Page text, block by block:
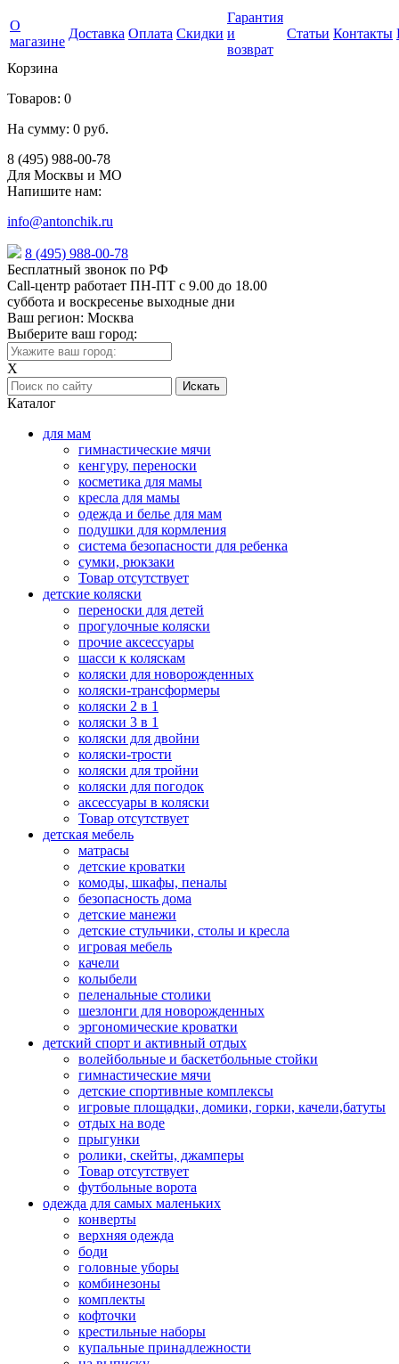
О
магазине
Доставка Оплата Скидки
Гарантия
и
возврат
Статьи Контакты
Корзина
Товаров: 0
На сумму: 0 руб.
8 (495) 988-00-78
Для Москвы и МО
Напишите нам:
info@antonchik.ru
8 (495) 988-00-78
Бесплатный звонок по РФ
Call-центр работает ПН-ПТ с 9.00 до 18.00
суббота и воскресенье выходные дни
Ваш регион: Москва
Выберите ваш город:
X
Каталог
для мам
гимнастические мячи
кенгуру, переноски
косметика для мамы
кресла для мамы
одежда и белье для мам
подушки для кормления
система безопасности для ребенка
сумки, рюкзаки
Товар отсутствует
детские коляски
переноски для детей
прогулочные коляски
прочие аксессуары
шасси к коляскам
коляски для новорожденных
коляски-трансформеры
коляски 2 в 1
коляски 3 в 1
коляски для двойни
коляски-трости
коляски для тройни
коляски для погодок
аксессуары в коляски
Товар отсутствует
детская мебель
матрасы
детские кроватки
комоды, шкафы, пеналы
безопасность дома
детские манежи
детские стульчики, столы и кресла
игровая мебель
качели
колыбели
пеленальные столики
шезлонги для новорожденных
эргономические кроватки
детский спорт и активный отдых
волейбольные и баскетбольные стойки
гимнастические мячи
детские спортивные комплексы
игровые площадки, домики, горки, качели,батуты
отдых на воде
прыгунки
ролики, скейты, джамперы
Товар отсутствует
футбольные ворота
одежда для самых маленьких
конверты
верхняя одежда
боди
головные уборы
комбинезоны
комплекты
кофточки
крестильные наборы
купальные принадлежности